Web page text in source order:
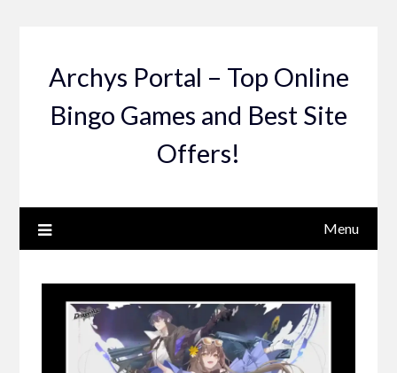
Archys Portal – Top Online
Bingo Games and Best Site
Offers!
Menu